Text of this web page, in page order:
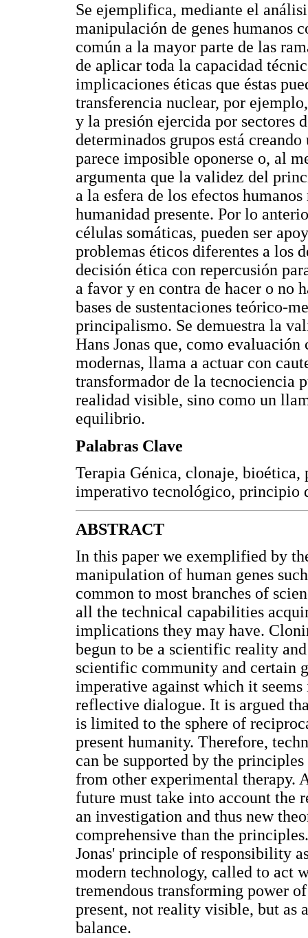
Se ejemplifica, mediante el
manipulación de genes humanos
común a la mayor parte de las
de aplicar toda la capacidad
implicaciones éticas que éstas
transferencia nuclear, por
y la presión ejercida por sectores
determinados grupos está
parece imposible oponerse o, al
argumenta que la validez del
a la esfera de los efectos
humanidad presente. Por lo
células somáticas, pueden ser
problemas éticos diferentes a los
decisión ética con repercusión
a favor y en contra de hacer o no
bases de sustentaciones teórico-
principalismo. Se demuestra la
Hans Jonas que, como
modernas, llama a actuar con
transformador de la tecnociencia
realidad visible, sino como un
equilibrio.
Palabras Clave
Terapia Génica, clonaje,
imperativo tecnológico, principio
ABSTRACT
In this paper we exemplified by
manipulation of human genes
common to most branches of
all the technical capabilities
implications they may have.
begun to be a scientific reality
scientific community and certain
imperative against which it seems
reflective dialogue. It is argued
is limited to the sphere of
present humanity. Therefore,
can be supported by the
from other experimental therapy.
future must take into account the
an investigation and thus new
comprehensive than the
Jonas' principle of responsibility
modern technology, called to act
tremendous transforming power
present, not reality visible, but as
balance.